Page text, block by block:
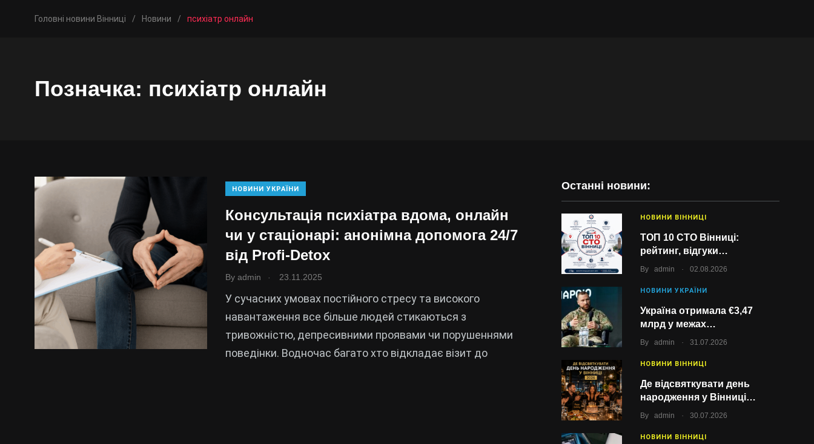
Головні новини Вінниці / Новини / психіатр онлайн
Позначка: психіатр онлайн
НОВИНИ УКРАЇНИ
Консультація психіатра вдома, онлайн
чи у стаціонарі: анонімна допомога 24/7
від Profi-Detox
By admin 23.11.2025
У сучасних умовах постійного стресу та високого
навантаження все більше людей стикаються з
тривожністю, депресивними проявами чи порушеннями
поведінки. Водночас багато хто відкладає візит до
Останні новини:
НОВИНИ ВІННИЦІ
ТОП 10 СТО Вінниці:
рейтинг, відгуки…
By admin . 02.08.2026
НОВИНИ УКРАЇНИ
Україна отримала €3,47
млрд у межах…
By admin . 31.07.2026
НОВИНИ ВІННИЦІ
Де відсвяткувати день
народження у Вінниці…
By admin . 30.07.2026
НОВИНИ ВІННИЦІ